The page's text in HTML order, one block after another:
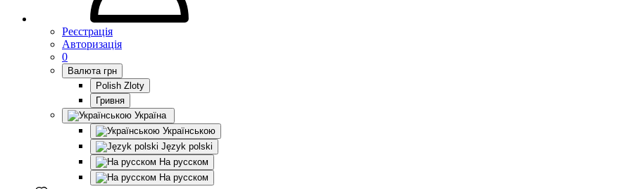
Реєстрація
Авторизація
0
Валюта грн
Polish Zloty
Гривня
Україна
Українською
Język polski
На русском
На русском